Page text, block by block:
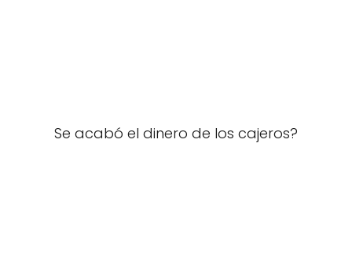
Se acabó el dinero de los cajeros?